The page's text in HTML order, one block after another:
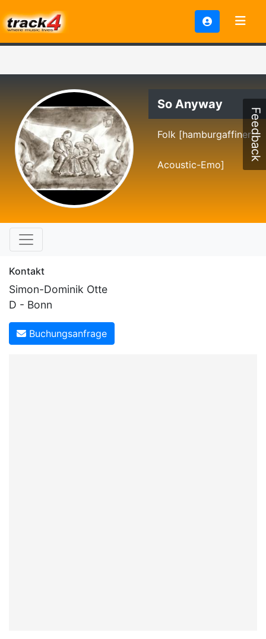
So Anyway
Folk [hamburgaffiner
Acoustic-Emo]
Kontakt
Simon-Dominik Otte
D - Bonn
Buchungsanfrage
Feedback